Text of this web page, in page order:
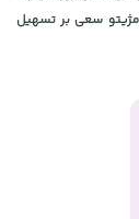
مژیتو سعی بر تسهیل